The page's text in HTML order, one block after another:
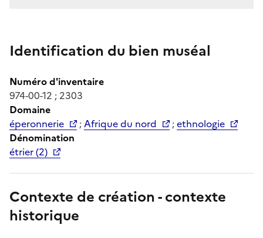
Identification du bien muséal
Numéro d'inventaire
974-00-12 ; 2303
Domaine
éperonnerie
;Afrique du nord ;ethnologie
Dénomination
étrier (2)
Contexte de création - contexte
historique